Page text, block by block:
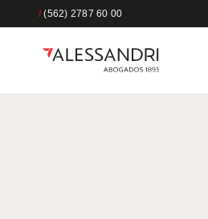
/(562) 2787 60 00